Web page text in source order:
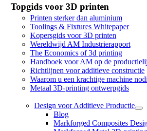
Topgids voor 3D printen
Printen sterker dan aluminium
Toolings & Fixtures Whitepaper
Kopersgids voor 3D printen
Wereldwijd AM Industrierapport
The Economics of 3d printing
Handboek voor AM op de
Richtlijnen voor additieve constructie
Waarom u een krachtige machine
Metaal 3D-printing ontwerpgids
Design voor Additieve Productie
Blog
Markforged Composites